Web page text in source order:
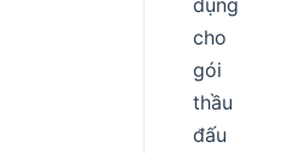
dụng
cho
gói
thầu
đấu